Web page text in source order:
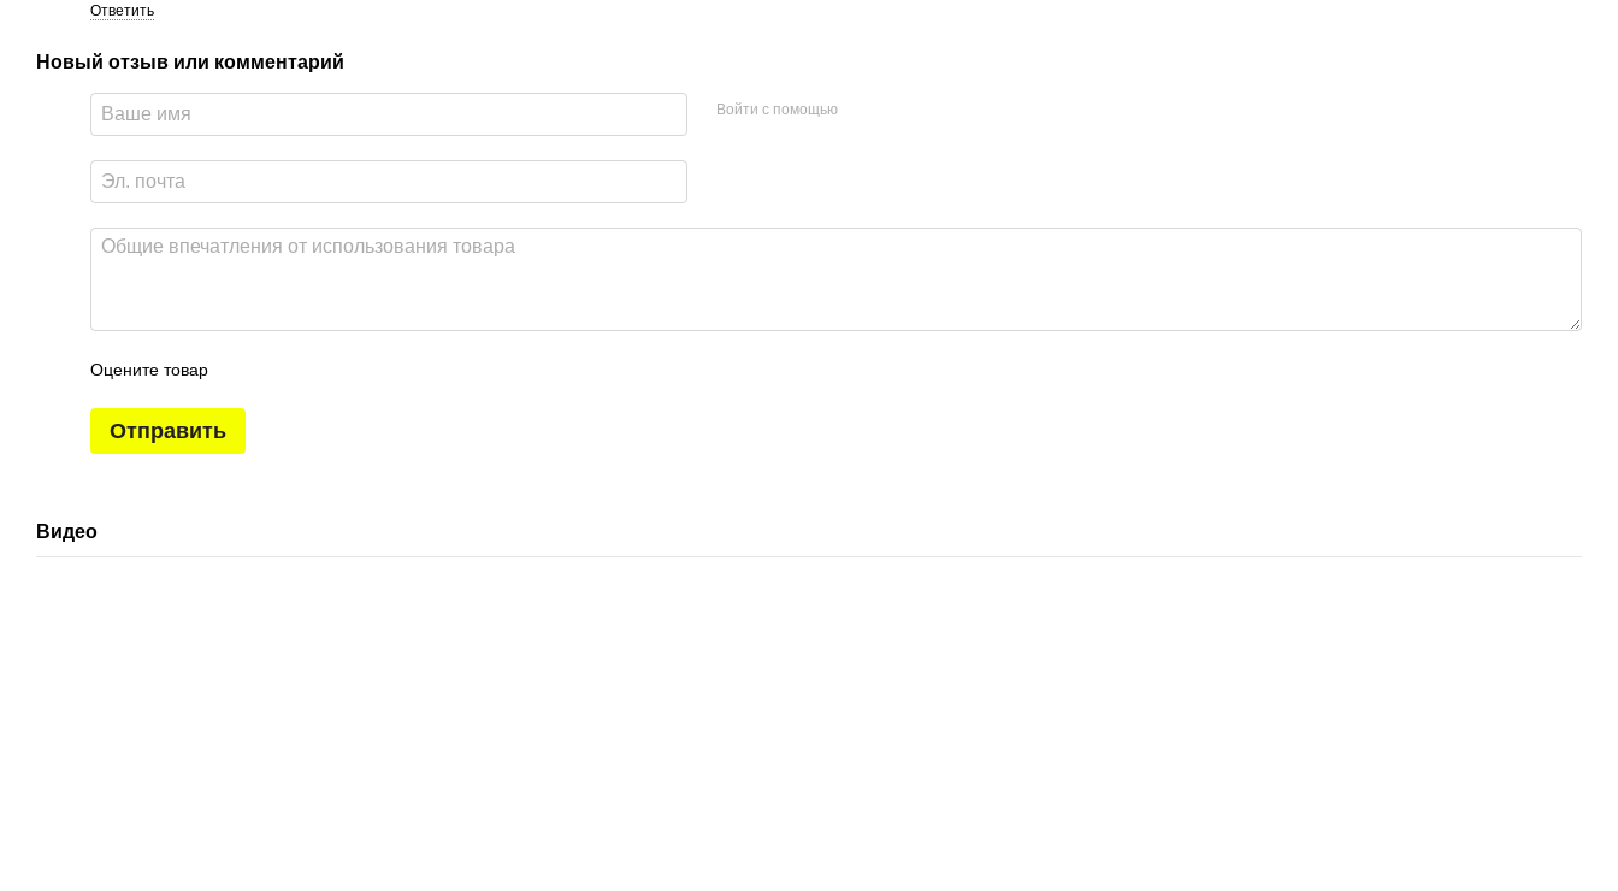
Ответить
Новый отзыв или комментарий
Войти с помощью
Оцените товар
Отправить
Видео